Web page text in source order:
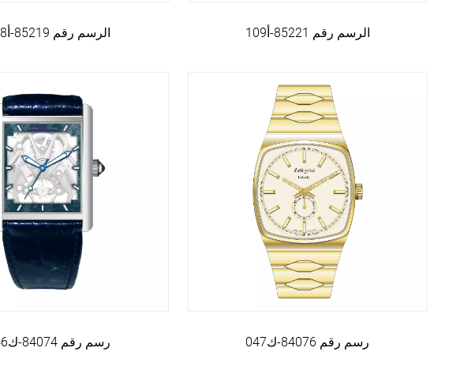
الرسم رقم 85219-أ108 الرسم رقم 85221-أ109
رسم رقم 84074-ك046 رسم رقم 84076-ك047